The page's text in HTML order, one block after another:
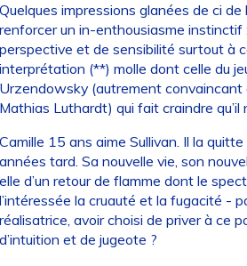
impressions glanées de ci
un in-enthousiasme instinctif
et de sensibilité surtout à
(**) molle dont celle du
(autrement convaincant
Luthardt) qui fait craindre qu’il
15 ans aime Sullivan. Il la
tard. Sa nouvelle vie, son
d’un retour de flamme dont le
la cruauté et la fugacité -
avoir choisi de priver à ce
et de jugeote ?